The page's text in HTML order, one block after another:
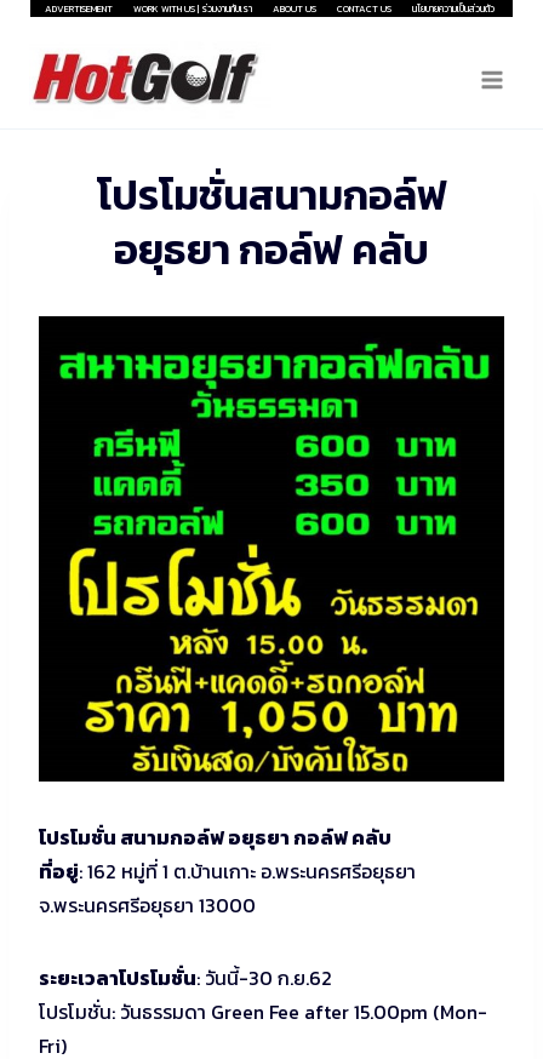
Skip
content
ADVERTISEMENT WORK WITH US | ร่วมงานกับเรา ABOUT US CONTACT US นโยบายความเป็นส่วนตัว
โปรโมชั่นสนามกอล์ฟ
อยุธยา กอล์ฟ คลับ
โปรโมชั่น สนามกอล์ฟ อยุธยา กอล์ฟ คลับ
ที่อยู่: 162 หมู่ที่ 1 ต.บ้านเกาะ อ.พระนครศรีอยุธยา
จ.พระนครศรีอยุธยา 13000
ระยะเวลาโปรโมชั่น: วันนี้-30 ก.ย.62
โปรโมชั่น: วันธรรมดา Green Fee after 15.00pm (Mon-
Fri)